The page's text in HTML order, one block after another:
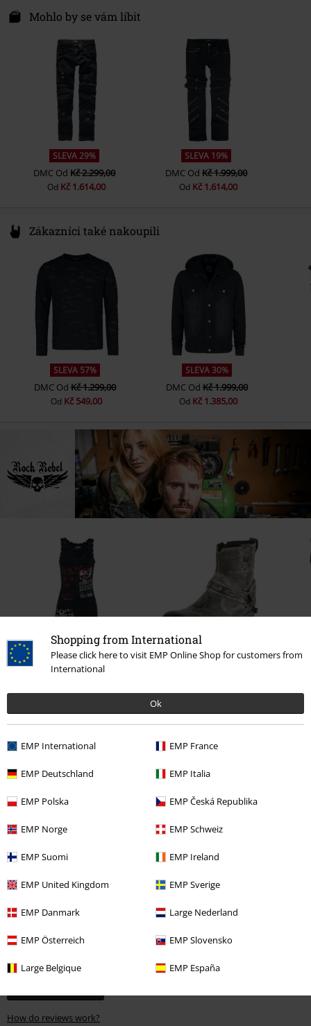
Shopping from International
Please click here to visit EMP Online Shop for customers from
International
Ok
EMP International EMP France
EMP Deutschland EMP Italia
EMP Polska EMP Česká Republika
EMP Norge EMP Schweiz
EMP Suomi EMP Ireland
EMP United Kingdom EMP Sverige
EMP Danmark Large Nederland
EMP Österreich EMP Slovensko
Large Belgique EMP España
Mohlo by se vám líbit
SLEVA 29%
DMC OdKč 2.299,00
Od Kč 1.614,00
SLEVA 19%
DMC OdKč 1.999,00
Od Kč 1.614,00
Zákazníci také nakoupili
SLEVA 57%
DMC OdKč 1.299,00
Od Kč 549,00
SLEVA 30%
DMC OdKč 1.999,00
Od Kč 1.385,00
SLEVA 41%
DMC OdKč 1.399,00
DMCKč 3.699,00
Podělte se o váš názor "Dark Reptile".
How do reviews work?